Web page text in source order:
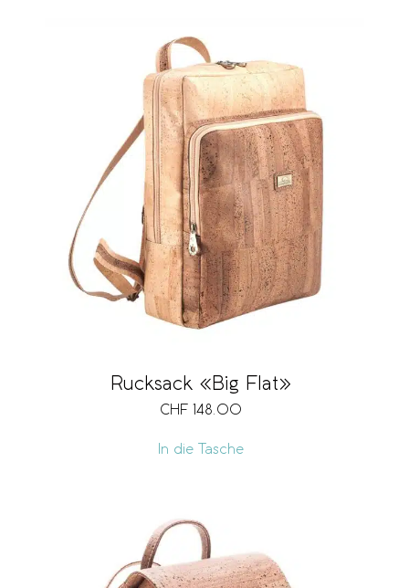
Rucksack «Big Flat»
CHF 148.00
In die Tasche